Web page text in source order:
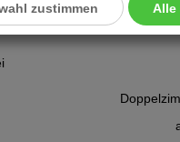
Alle
zustimmen